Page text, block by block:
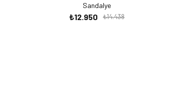
Sandalye
₺12.950 ₺14.438